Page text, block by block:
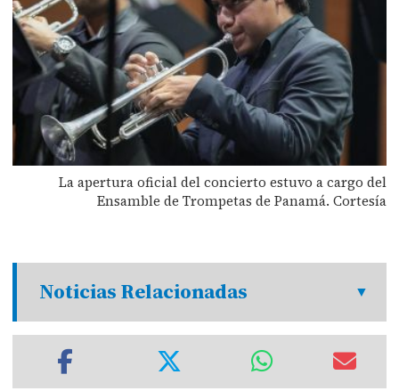
La apertura oficial del concierto estuvo a cargo del
Ensamble de Trompetas de Panamá. Cortesía
Noticias Relacionadas